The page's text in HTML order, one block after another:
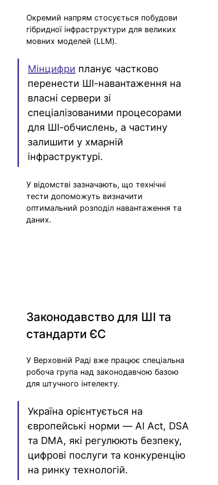
Окремий напрям стосується побудови
гібридної інфраструктури для великих
мовних моделей (LLM).
Мінцифри планує частково
перенести ШІ-навантаження на
власні сервери зі
спеціалізованими процесорами
для ШІ-обчислень, а частину
залишити у хмарній
інфраструктурі.
У відомстві зазначають, що технічні
тести допоможуть визначити
оптимальний розподіл навантаження та
даних.
Законодавство для ШІ та
стандарти ЄС
У Верховній Раді вже працює спеціальна
робоча група над законодавчою базою
для штучного інтелекту.
Україна орієнтується на
європейські норми — AI Act, DSA
та DMA, які регулюють безпеку,
цифрові послуги та конкуренцію
на ринку технологій.